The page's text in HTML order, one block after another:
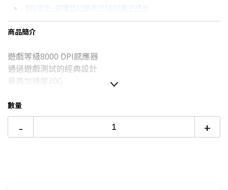
12期
24期
8月限定~首購登記最高領$888電子禮券
8/15前~指定購物滿額最高回饋25%
更多信用卡分期0利率滿額享回饋
商品簡介
遊戲等級8000 DPI感應器
通過遊戲測試的經典設計
最高加速度30G
適用系統：Windows, Ma
尺寸/重量：116.6x62.15x38.2mm / 85g
包裝內容：遊戲滑鼠, 使用者文件
保固年限：2年
數量
- +